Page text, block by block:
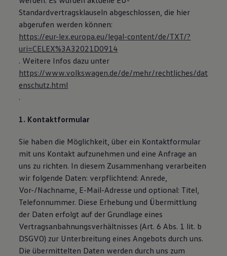
Standardvertragsklauseln abgeschlossen, die hier
abgerufen werden können:
https://eur-lex.europa.eu/legal-content/de/TXT/?
uri=CELEX%3A32021D0914
. Weitere Infos dazu unter
https://www.volkswagen.de/de/mehr/rechtliches/dat
enschutz.html
.
1. Kontaktformular
Sie haben die Möglichkeit, über ein Kontaktformular
mit uns Kontakt aufzunehmen und eine Anfrage an
uns zu richten. In diesem Zusammenhang verarbeiten
wir folgende Daten: verpflichtend: Anrede,
Vor-/Nachname, E-Mail-Adresse und optional: Titel,
Telefonnummer. Diese Erhebung und Übermittlung
der Daten erfolgt auf der Grundlage eines
Vertragsanbahnungsverhältnisses (Art. 6 Abs. 1 lit. b
DSGVO) zur Unterbreitung eines Angebots durch uns.
Die übermittelten Daten werden durch uns zum